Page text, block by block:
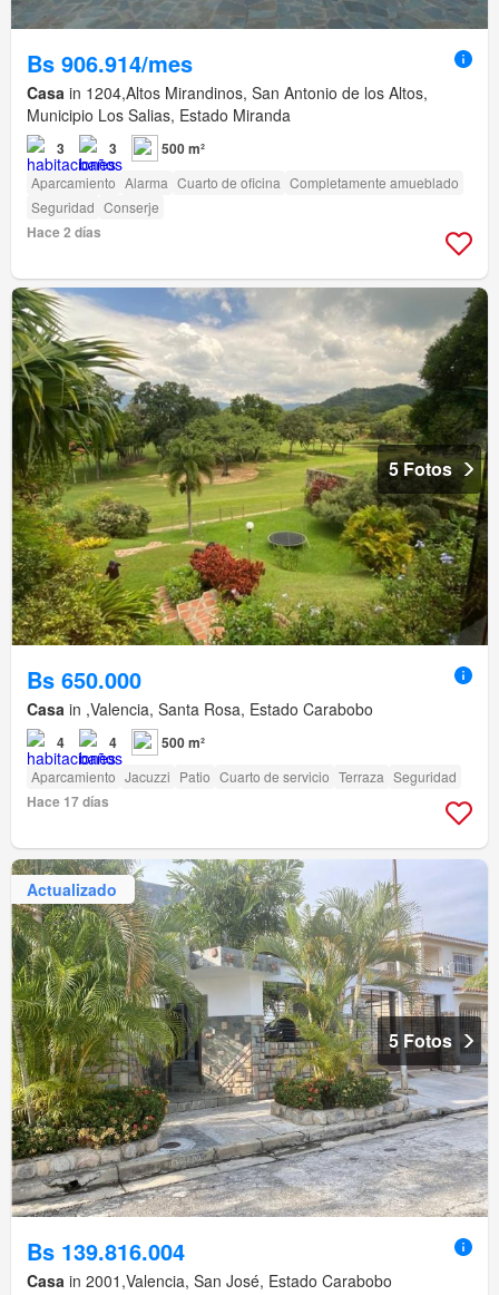
Bs 906.914/mes
Casa in 1204,Altos Mirandinos, San Antonio de los Altos,
Municipio Los Salias, Estado Miranda
3 3 500 m²
Aparcamiento Alarma Cuarto de oficina Completamente amueblado
Seguridad Conserje
Hace 2 días
5 Fotos
Bs 650.000
Casa in ,Valencia, Santa Rosa, Estado Carabobo
4 4 500 m²
Aparcamiento Jacuzzi Patio Cuarto de servicio Terraza Seguridad
Hace 17 días
Actualizado
5 Fotos
Bs 139.816.004
Casa in 2001,Valencia, San José, Estado Carabobo